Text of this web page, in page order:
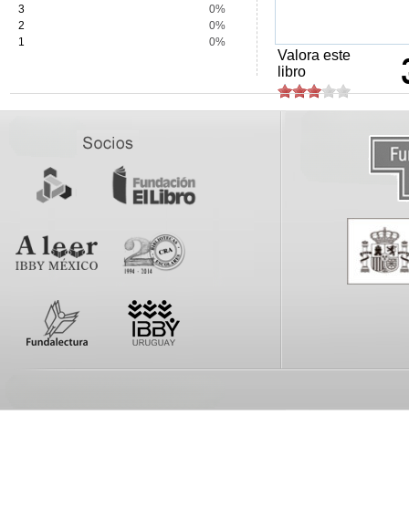
3
0%
2
0%
1
0%
Valora este
libro